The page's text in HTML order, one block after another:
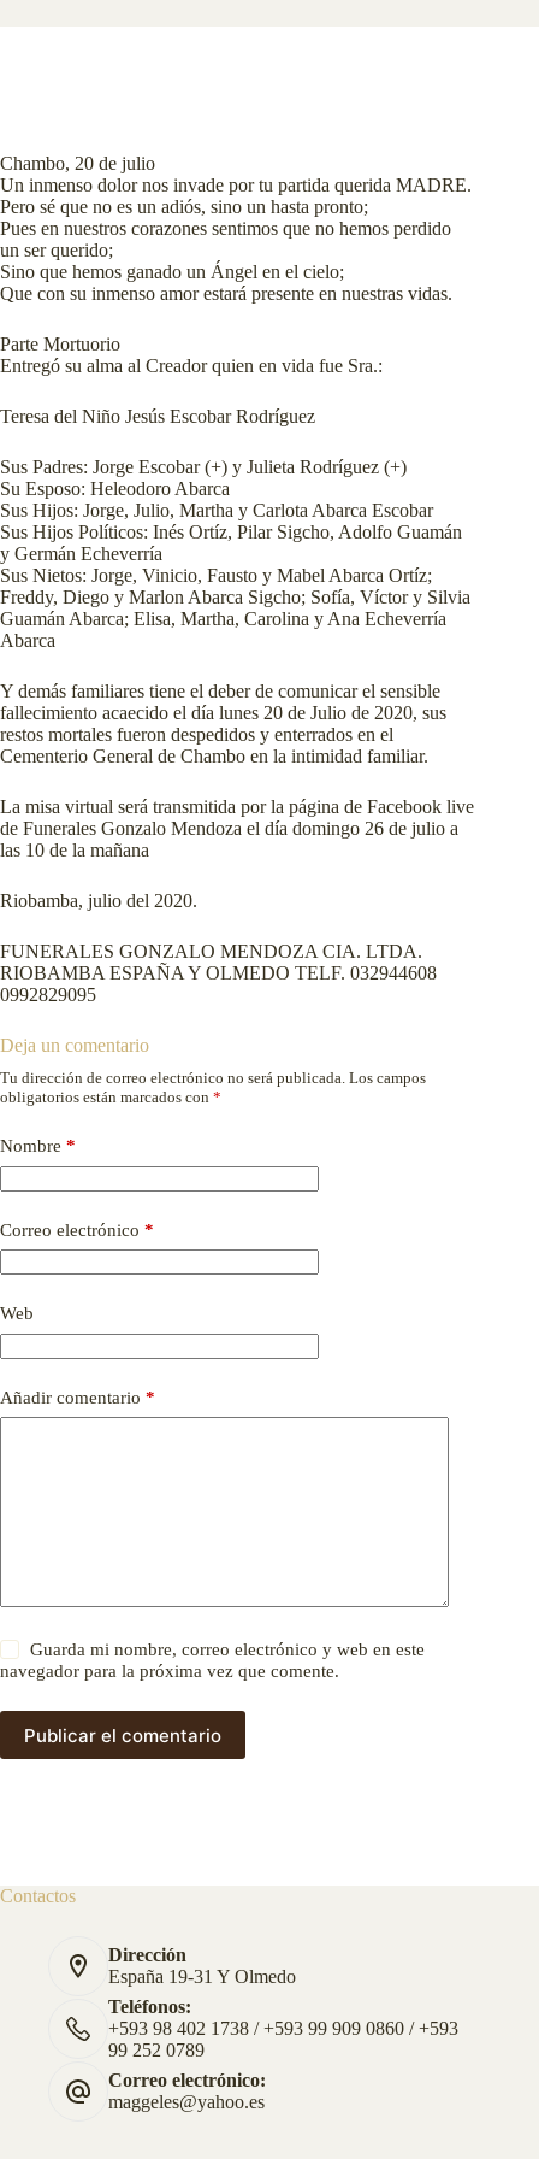
Chambo, 20 de julio
Un inmenso dolor nos invade por tu partida querida MADRE.
Pero sé que no es un adiós, sino un hasta pronto;
Pues en nuestros corazones sentimos que no hemos perdido
un ser querido;
Sino que hemos ganado un Ángel en el cielo;
Que con su inmenso amor estará presente en nuestras vidas.
Parte Mortuorio
Entregó su alma al Creador quien en vida fue Sra.:
Teresa del Niño Jesús Escobar Rodríguez
Sus Padres: Jorge Escobar (+) y Julieta Rodríguez (+)
Su Esposo: Heleodoro Abarca
Sus Hijos: Jorge, Julio, Martha y Carlota Abarca Escobar
Sus Hijos Políticos: Inés Ortíz, Pilar Sigcho, Adolfo Guamán
y Germán Echeverría
Sus Nietos: Jorge, Vinicio, Fausto y Mabel Abarca Ortíz;
Freddy, Diego y Marlon Abarca Sigcho; Sofía, Víctor y Silvia
Guamán Abarca; Elisa, Martha, Carolina y Ana Echeverría
Abarca
Y demás familiares tiene el deber de comunicar el sensible
fallecimiento acaecido el día lunes 20 de Julio de 2020, sus
restos mortales fueron despedidos y enterrados en el
Cementerio General de Chambo en la intimidad familiar.
La misa virtual será transmitida por la página de Facebook live
de Funerales Gonzalo Mendoza el día domingo 26 de julio a
las 10 de la mañana
Riobamba, julio del 2020.
FUNERALES GONZALO MENDOZA CIA. LTDA.
RIOBAMBA ESPAÑA Y OLMEDO TELF. 032944608
0992829095
Deja un comentario
Tu dirección de correo electrónico no será publicada. Los campos
obligatorios están marcados con *
Nombre *
Correo electrónico *
Web
Añadir comentario *
Guarda mi nombre, correo electrónico y web en este
navegador para la próxima vez que comente.
Publicar el comentario
Contactos
Dirección
España 19-31 Y Olmedo
Teléfonos:
+593 98 402 1738 / +593 99 909 0860 / +593
99 252 0789
Correo electrónico:
maggeles@yahoo.es